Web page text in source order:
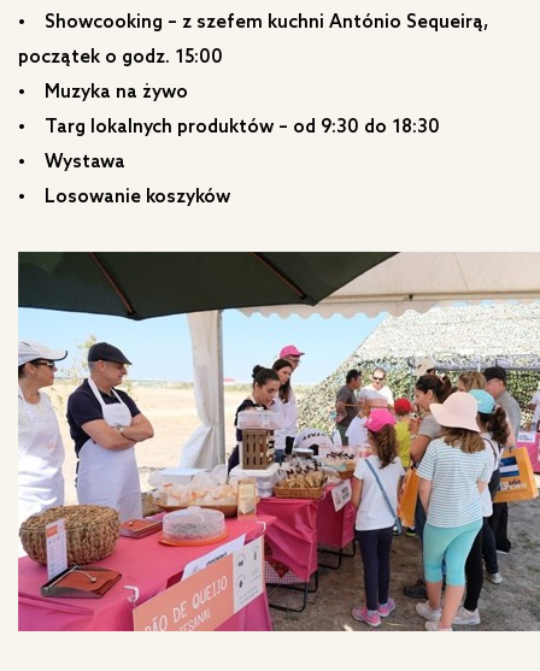
• Showcooking – z szefem kuchni António Sequeirą,
początek o godz. 15:00
• Muzyka na żywo
• Targ lokalnych produktów – od 9:30 do 18:30
• Wystawa
• Losowanie koszyków